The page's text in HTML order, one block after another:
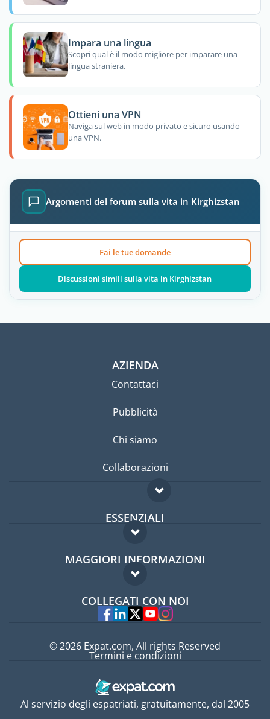
Impara una lingua
Scopri qual è il modo migliore per imparare una
lingua straniera.
Ottieni una VPN
Naviga sul web in modo privato e sicuro usando
una VPN.
Argomenti del forum sulla vita in Kirghizstan
Fai le tue domande
Discussioni simili sulla vita in Kirghizstan
AZIENDA
Contattaci
Pubblicità
Chi siamo
Collaborazioni
ESSENZIALI
Forum per expat
Guida per expat
MAGGIORI INFORMAZIONI
Domande frequenti
Esperti
COLLEGATI CON NOI
Al servizio degli espatriati, gratuitamente, dal 2005
© 2026 Expat.com, All rights Reserved
Termini e condizioni